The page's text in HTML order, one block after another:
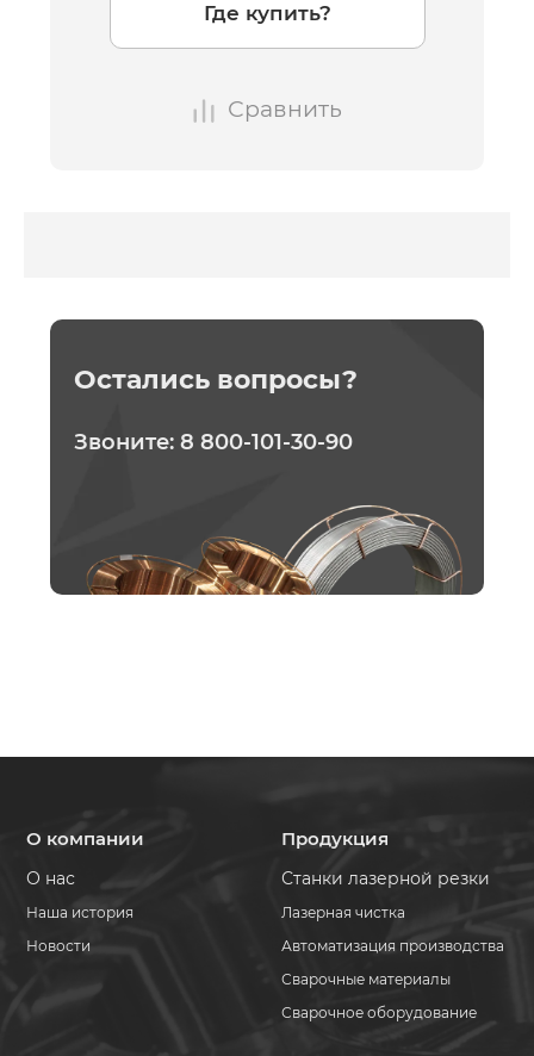
Где купить?
Сравнить
Остались вопросы?
Звоните:8 800-101-30-90
О компании
О нас
Наша история
Новости
Продукция
Станки лазерной резки
Лазерная чистка
Автоматизация производства
Сварочные материалы
Сварочное оборудование